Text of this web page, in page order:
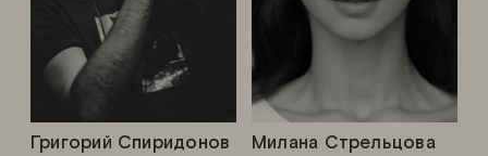
Григорий Спиридонов Милана Стрельцова